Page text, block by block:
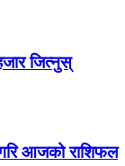
जित्नुस्
आजको राशिफल